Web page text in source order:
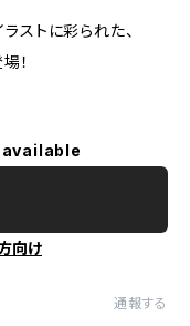
ストに彩られた、
！
向け
通報する